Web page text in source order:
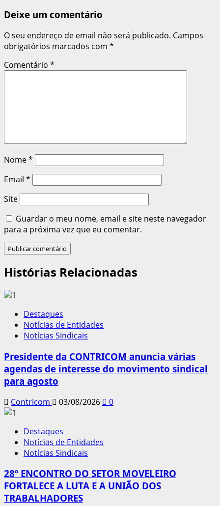
Deixe um comentário
O seu endereço de email não será publicado. Campos
obrigatórios marcados com *
Comentário *
Nome*
Email *
Site
Guardar o meu nome, email e site neste navegador
para a próxima vez que eu comentar.
Histórias Relacionadas
Destaques
Notícias de Entidades
Notícias Sindicais
Presidente da CONTRICOM anuncia várias
agendas de interesse do movimento sindical
para agosto
Contricom 03/08/2026 0
Destaques
Notícias de Entidades
Notícias Sindicais
28º ENCONTRO DO SETOR MOVELEIRO
FORTALECE A LUTA E A UNIÃO DOS
TRABALHADORES